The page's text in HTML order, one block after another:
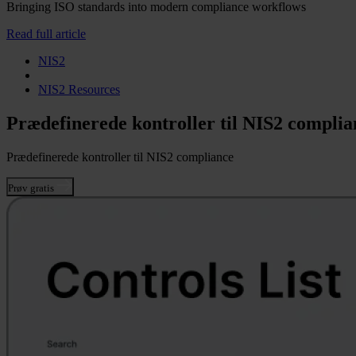
Bringing ISO standards into modern compliance workflows
Read full article
NIS2
NIS2 Resources
Prædefinerede kontroller til NIS2
Prædefinerede kontroller til NIS2 compliance
Prøv gratis